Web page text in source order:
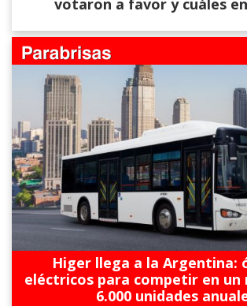
votaron a favor y cuáles
Higer llega a la Argentina:
eléctricos para competir en un
6.000 unidades